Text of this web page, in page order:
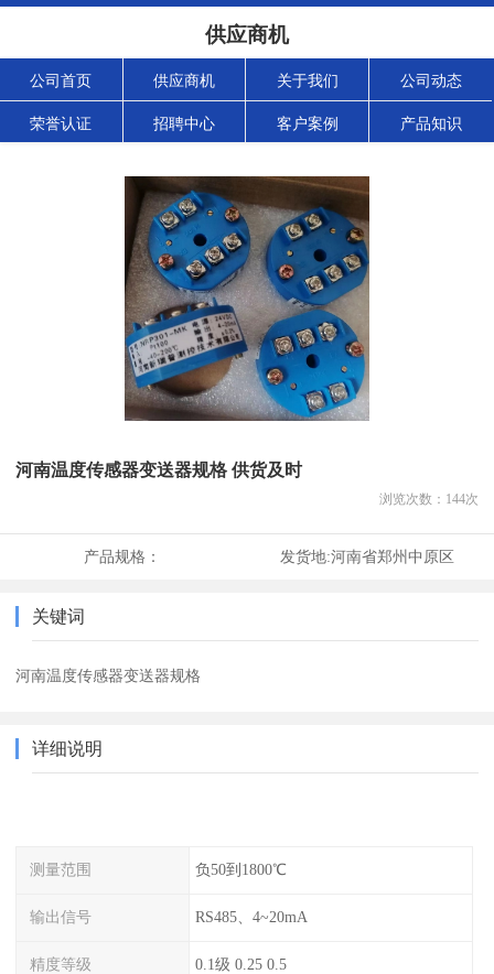
供应商机
公司首页 供应商机 关于我们 公司动态
荣誉认证 招聘中心 客户案例 产品知识
河南温度传感器变送器规格 供货及时
浏览次数： 144次
产品规格： 发货地:河南省郑州中原区
关键词
河南温度传感器变送器规格
详细说明
测量范围 负50到1800℃
输出信号 RS485、4~20mA
精度等级 0.1级 0.25 0.5